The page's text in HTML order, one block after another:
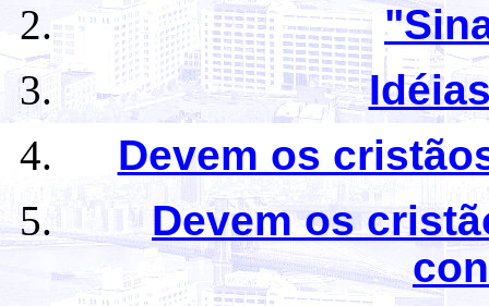
Devem os
Devem os